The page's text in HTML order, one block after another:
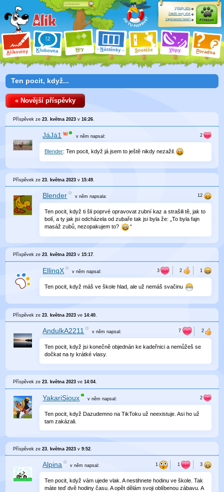
Alíkoviny Klubovna Hry Nástěnky Soutěže Vtipy Poradna
Výhody účtu
Založit nový účet
Zapomenuté heslo?
Přihlásit
Ten pocit, když...
« Novější příspěvky
Příspěvek ze23. května 2023 v16:26.
JáJá1 v něm napsal:
Blender: Ten pocit, když já jsem to ještě nikdy nezažil.
Příspěvek ze23. května 2023 v15:49
Blender v němnapsala:
Ten pocit, když ti šli poprvé opravovat zubní kaz a strašili tě, jak to
bolí, a ty jak jsi odcházela od zubaře tak jsi byla že: „To byla fajn
masáž zubů, nezopakujem to?
“
Příspěvek ze23. května 2023 v15:17.
EllinqX v němnapsal:
Ten pocit, když máš ve škole hlad, ale už nemáš svačinu
Příspěvek ze23. května 2023 ve14:40
AndulkA2211 v němnapsal:
Ten pocit, když jsi konečně objednán ke kadeřnici a nemůžeš se
dočkat na ty krátké vlasy.
Příspěvek ze23. května 2023 ve14:04.
YakariSioux v němnapsal:
Ten pocit, když Dazudemno na TikToku už neexistuje. Asi ho už
tam zakázali.
Příspěvek ze23. května 2023 v9:52
Alpina v němnapsal:
Ten pocit, když vám ujede vlak. A nestihnete hodinu ve škole. Tak
máte teď dvě hodiny času. A opět dělám svoji oblíbenou zábavu. A